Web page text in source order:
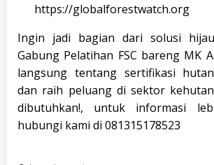
https://globalforestwatch.org
Ingin jadi bagian dari solusi
Gabung Pelatihan FSC bareng MK
langsung tentang sertifikasi
dan raih peluang di sektor
dibutuhkan!, untuk informasi
hubungi kami di 081315178523